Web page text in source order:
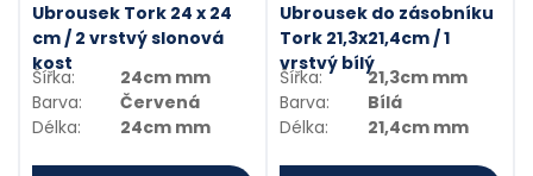
Ubrousek Tork 24 x 24
cm / 2 vrstvý slonová
kost
Šířka:
24cm mm
Barva:
Červená
Délka:
24cm mm
Ubrousek do zásobníku
Tork 21,3x21,4cm / 1
vrstvý bílý
Šířka:
21,3cm mm
Barva:
Bílá
Délka:
21,4cm mm